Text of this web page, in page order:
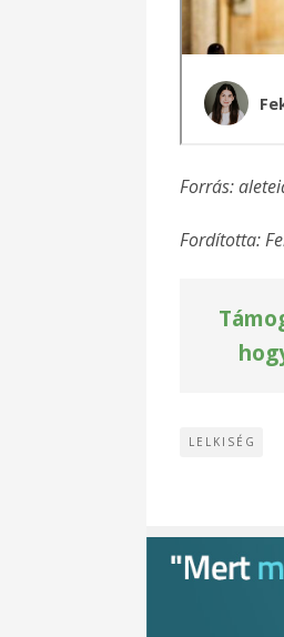
Forrás:
Fordította:
LELKISÉG